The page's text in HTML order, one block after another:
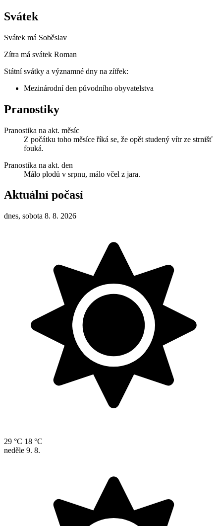
Svátek
Svátek má Soběslav
Zítra má svátek Roman
Státní svátky a významné dny na zítřek:
Mezinárodní den původního obyvatelstva
Pranostiky
Pranostika na akt. měsíc
Z počátku toho měsíce říká se, že opět studený vítr ze strnišť
fouká.
Pranostika na akt. den
Málo plodů v srpnu, málo včel z jara.
Aktuální počasí
dnes, sobota 8. 8. 2026
29 °C 18 °C
neděle 9. 8.